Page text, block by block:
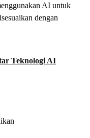
AI untuk
dengan
Teknologi AI